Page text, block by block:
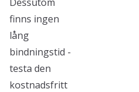
finns ingen
lång
bindningstid -
testa den
kostnadsfritt